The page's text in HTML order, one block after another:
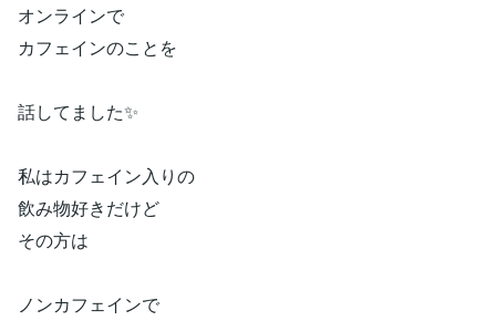
オンラインで
カフェインのことを
話してました✨
私はカフェイン入りの
飲み物好きだけど
その方は
ノンカフェインで